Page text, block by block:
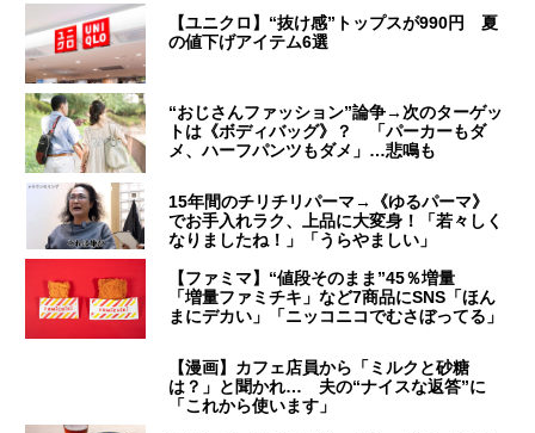
【ユニクロ】“抜け感”トップスが990円 夏
の値下げアイテム6選
“おじさんファッション”論争→次のターゲッ
トは《ボディバッグ》？ 「パーカーもダ
メ、ハーフパンツもダメ」…悲鳴も
15年間のチリチリパーマ→《ゆるパーマ》
でお手入れラク、上品に大変身！「若々しく
なりましたね！」「うらやましい」
【ファミマ】“値段そのまま”45％増量
「増量ファミチキ」など7商品にSNS「ほん
まにデカい」「ニッコニコでむさぼってる」
【漫画】カフェ店員から「ミルクと砂糖
は？」と聞かれ… 夫の“ナイスな返答”に
「これから使います」